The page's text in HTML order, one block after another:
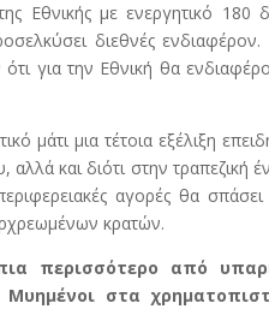
Εθνικής με ενεργητικό
διεθνές
για την Εθνική θα
μάτι μια τέτοια εξέλιξη
αλλά και διότι στην
αγορές θα
κρατών.
περισσότερο από
Μυημένοι στα